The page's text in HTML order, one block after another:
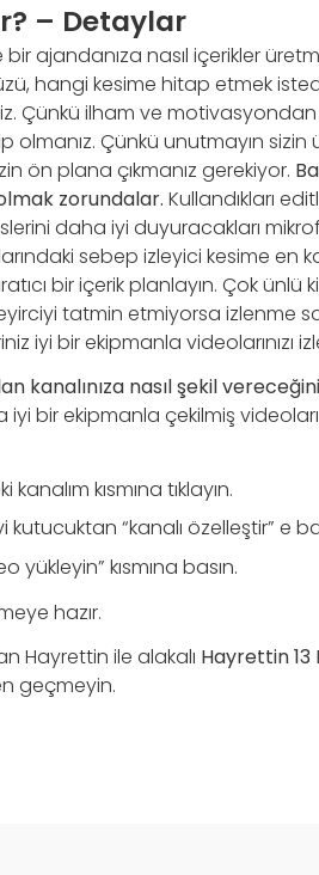
– Detaylar
ajandanıza nasıl içerikler
hangi kesime hitap etmek
Çünkü ilham ve
Çünkü unutmayın
ön plana çıkmanız gerekiyor.
zorundalar. Kullandıkları
daha iyi duyuracakları
sebep izleyici kesime en
bir içerik planlayın. Çok ünlü
tatmin etmiyorsa izlenme
iyi bir ekipmanla videolarınızı
kanalınıza nasıl şekil
bir ekipmanla çekilmiş
kısmına tıklayın.
“kanalı özelleştir” e
yükleyin” kısmına basın.
hazır.
Hayrettin ile alakalı Hayrettin 13
geçmeyin.